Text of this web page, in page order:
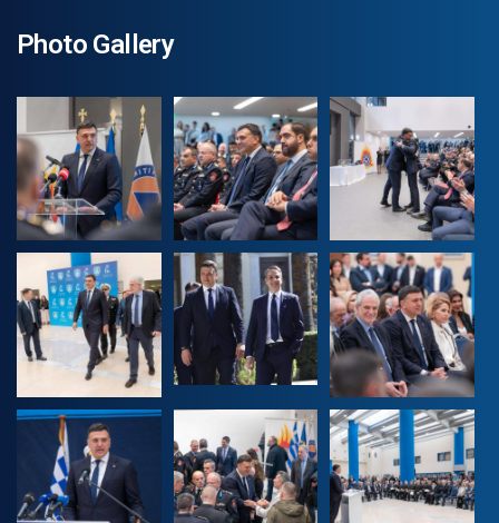
Photo Gallery